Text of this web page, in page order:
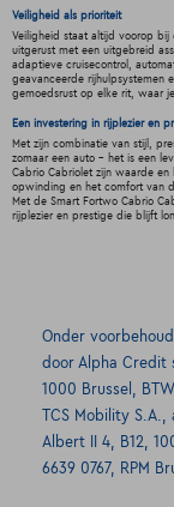
Veiligheid als prioriteit
Veiligheid staat altijd voorop bij
uitgerust met een uitgebreid
adaptieve cruisecontrol,
geavanceerde rijhulpsystemen
gemoedsrust op elke rit, waar
Een investering in rijplezier en
Met zijn combinatie van stijl,
zomaar een auto - het is een
Cabrio Cabriolet zijn waarde
opwinding en het comfort van
Met de Smart Fortwo Cabrio
rijplezier en prestige die blijft
Onder
door Alpha Credit
1000 Brussel,
TCS Mobility
Albert II 4, B12,
6639 0767, RPM